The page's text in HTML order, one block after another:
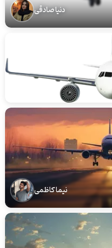
دنیا صادقی
نیما کاظمی